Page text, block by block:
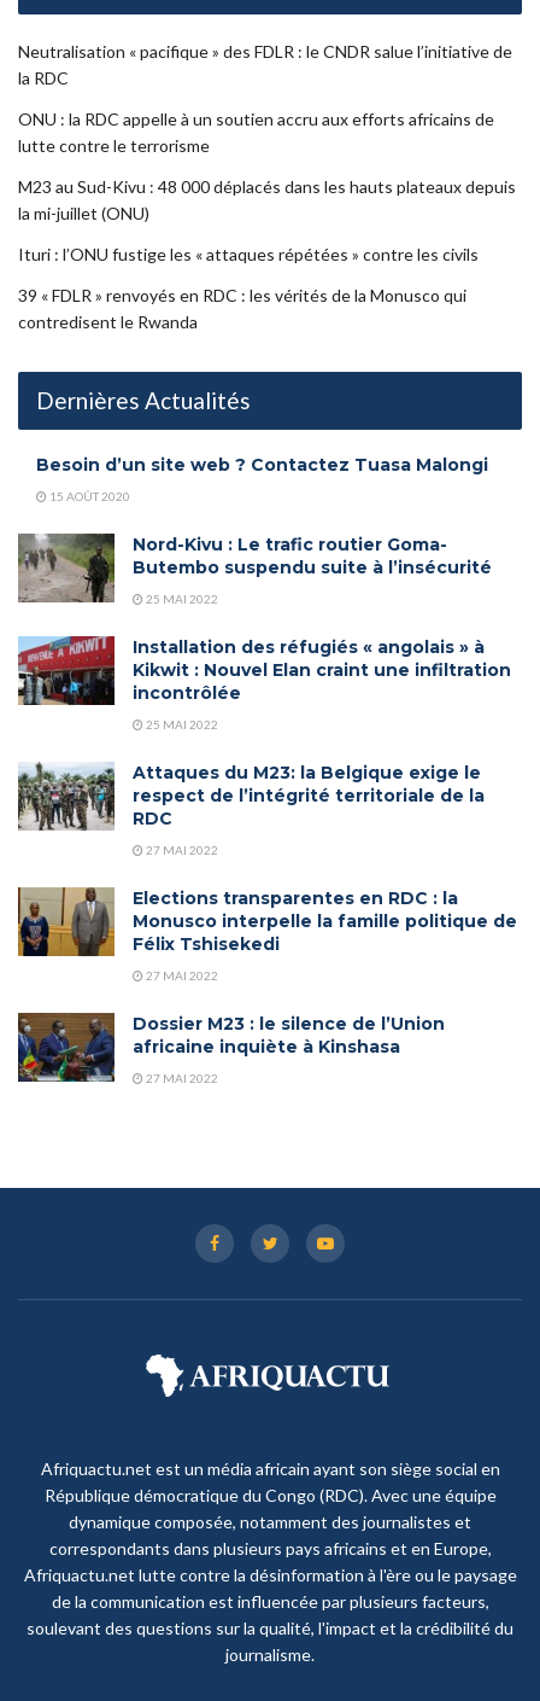
Neutralisation « pacifique » des FDLR : le CNDR salue l’initiative de
la RDC
ONU : la RDC appelle à un soutien accru aux efforts africains de
lutte contre le terrorisme
M23 au Sud-Kivu : 48 000 déplacés dans les hauts plateaux depuis
la mi-juillet (ONU)
Ituri : l’ONU fustige les « attaques répétées » contre les civils
39 « FDLR » renvoyés en RDC : les vérités de la Monusco qui
contredisent le Rwanda
Dernières Actualités
Besoin d’un site web ? Contactez Tuasa Malongi
15 AOÛT 2020
Nord-Kivu : Le trafic routier Goma-
Butembo suspendu suite à l’insécurité
25 MAI 2022
Installation des réfugiés « angolais » à
Kikwit : Nouvel Elan craint une infiltration
incontrôlée
25 MAI 2022
Attaques du M23: la Belgique exige le
respect de l’intégrité territoriale de la
RDC
27 MAI 2022
Elections transparentes en RDC : la
Monusco interpelle la famille politique de
Félix Tshisekedi
27 MAI 2022
Dossier M23 : le silence de l’Union
africaine inquiète à Kinshasa
27 MAI 2022
Afriquactu.net est un média africain ayant son siège social en
République démocratique du Congo (RDC). Avec une équipe
dynamique composée, notamment des journalistes et
correspondants dans plusieurs pays africains et en Europe,
Afriquactu.net lutte contre la désinformation à l'ère ou le paysage
de la communication est influencée par plusieurs facteurs,
soulevant des questions sur la qualité, l'impact et la crédibilité du
journalisme.